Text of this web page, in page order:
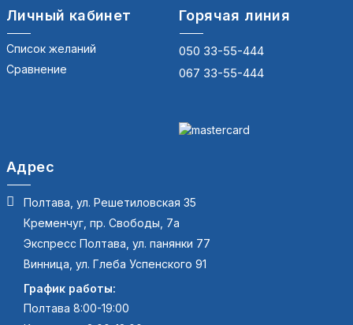
Личный кабинет
Список желаний
Сравнение
Горячая линия
050 33-55-444
067 33-55-444
Адрес
Полтава, ул. Решетиловская 35
Кременчуг, пр. Свободы, 7а
Экспресс Полтава, ул. панянки 77
Винница, ул. Глеба Успенского 91
График работы:
Полтава 8:00-19:00